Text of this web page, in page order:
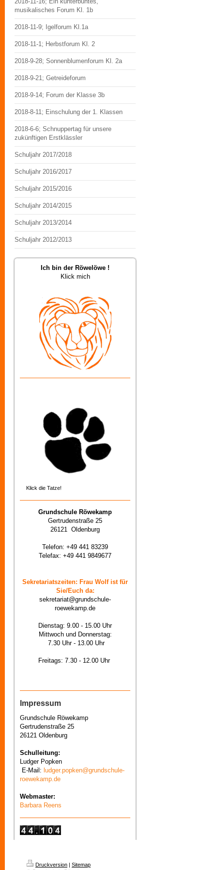
musikalisches Forum Kl. 1b
2018-11-9; Igelforum Kl.1a
2018-11-1; Herbstforum Kl. 2
2018-9-28; Sonnenblumenforum Kl. 2a
2018-9-21; Getreideforum
2018-9-14; Forum der Klasse 3b
2018-8-11; Einschulung der 1. Klassen
2018-6-6; Schnuppertag für unsere
zukünftigen Erstklässler
Schuljahr 2017/2018
Schuljahr 2016/2017
Schuljahr 2015/2016
Schuljahr 2014/2015
Schuljahr 2013/2014
Schuljahr 2012/2013
Ich bin der Röwelöwe !
Klick mich
Klick die Tatze!
Grundschule Röwekamp
Gertrudenstraße 25
26121 Oldenburg
Telefon: +49 441 83239
Telefax: +49 441 9849677
Sekretariatszeiten: Frau Wolf ist für
Sie/Euch da:
sekretariat@grundschule-
roewekamp.de
Dienstag: 9.00 - 15.00 Uhr
Mittwoch und Donnerstag:
7.30 Uhr - 13.00 Uhr
Freitags: 7.30 - 12.00 Uhr
Impressum
Grundschule Röwekamp
Gertrudenstraße 25
26121 Oldenburg
Schulleitung:
Ludger Popken
E-Mail: ludger.popken@grundschule-
roewekamp.de
Webmaster:
Barbara Reens
Druckversion | Sitemap